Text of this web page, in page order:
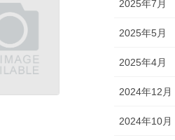
2025年7月
2025年5月
2025年4月
2024年12月
2024年10月